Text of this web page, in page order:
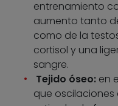
entrenamiento
aumento tanto
como de la
cortisol y una
sangre.
Tejido óseo: en
que